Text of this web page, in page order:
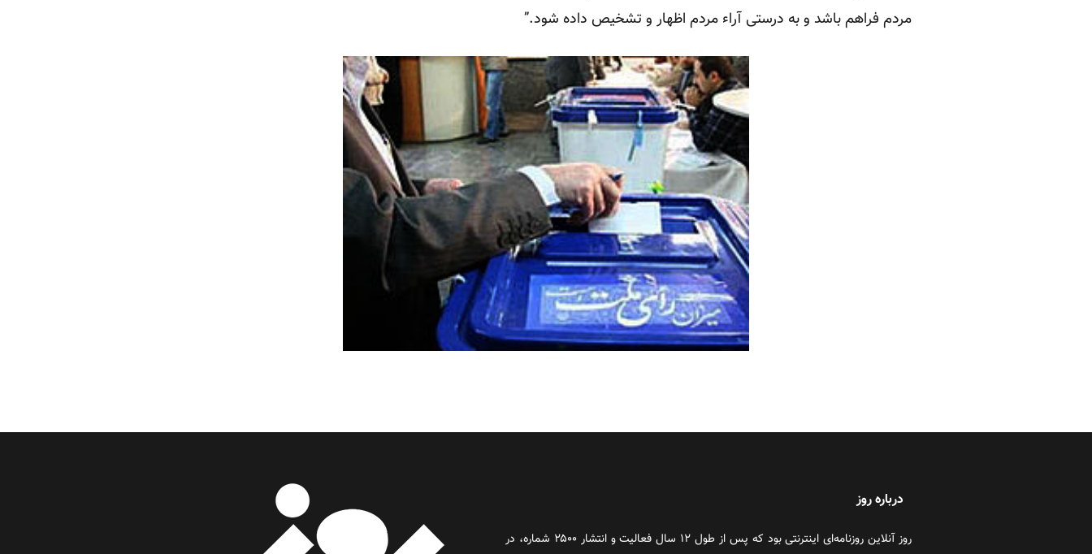
مردم فراهم باشد و به درستی آراء مردم اظهار و تشخیص داده شود.”
درباره روز
روز آنلاین روزنامه‌ای اینترنتی بود که پس از طول ۱۲ سال فعالیت و انتشار ۲۵۰۰ شماره، در